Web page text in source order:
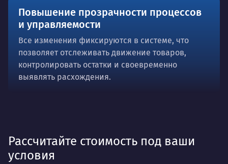
Повышение прозрачности процессов
и управляемости
Все изменения фиксируются в системе, что
позволяет отслеживать движение товаров,
контролировать остатки и своевременно
выявлять расхождения.
Рассчитайте стоимость под ваши
условия